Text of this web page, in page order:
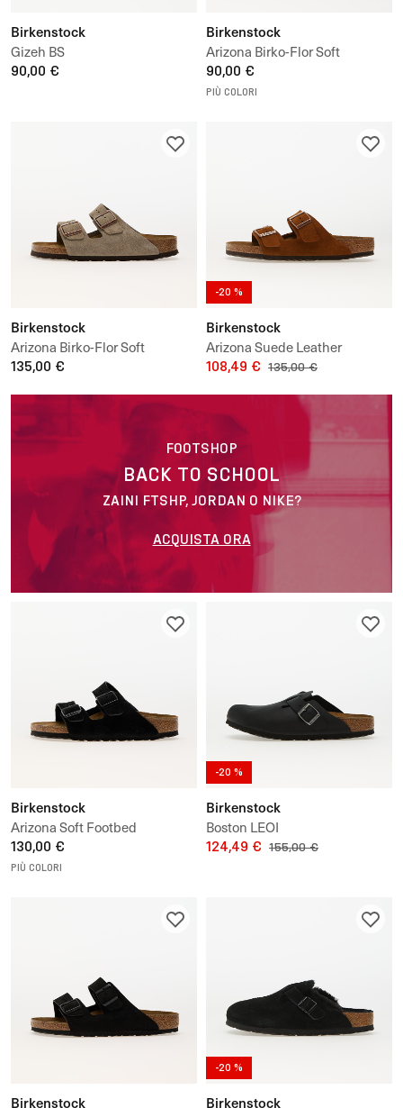
Birkenstock
Gizeh BS
90,00 €
Birkenstock
Arizona Birko-Flor Soft
90,00 €
PIÙ COLORI
Birkenstock
Arizona Birko-Flor Soft
135,00 €
-20 %
Birkenstock
Arizona Suede Leather
108,49 € 135,00 €
Birkenstock
Arizona Soft Footbed
130,00 €
PIÙ COLORI
-20 %
Birkenstock
Boston LEOI
124,49 € 155,00 €
Birkenstock
-20 %
Birkenstock
FOOTSHOP
BACK TO SCHOOL
ZAINI FTSHP, JORDAN O NIKE?
ACQUISTA ORA